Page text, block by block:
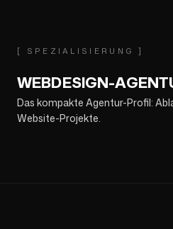
[ SPEZIALISIERUNG ]
WEBDESIGN-
Das kompakte Agentur-Profil:
Website-Projekte.